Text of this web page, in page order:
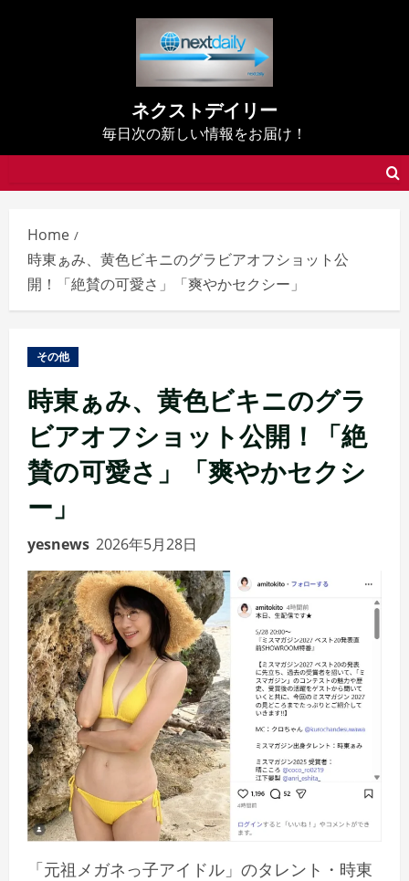
ネクストデイリー
毎日次の新しい情報をお届け！
Home
時東ぁみ、黄色ビキニのグラビアオフショット公
開！「絶賛の可愛さ」「爽やかセクシー」
その他
時東ぁみ、黄色ビキニのグラ
ビアオフショット公開！「絶
賛の可愛さ」「爽やかセクシ
ー」
yesnews 2026年5月28日
「元祖メガネっ子アイドル」のタレント・時東